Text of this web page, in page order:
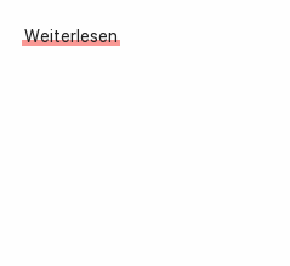
Weiterlesen